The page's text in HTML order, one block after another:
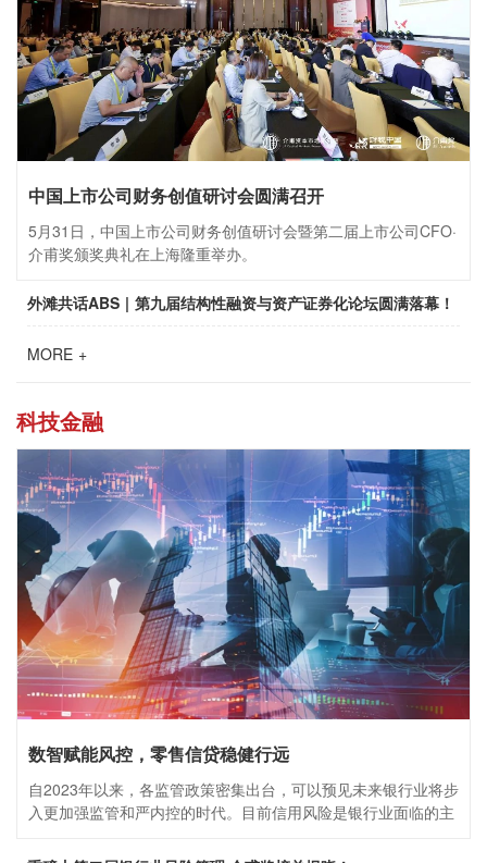
中国上市公司财务创值研讨会圆满召开
5月31日，中国上市公司财务创值研讨会暨第二届上市公司CFO·
介甫奖颁奖典礼在上海隆重举办。
外滩共话ABS | 第九届结构性融资与资产证券化论坛圆满落幕！
MORE +
科技金融
数智赋能风控，零售信贷稳健行远
自2023年以来，各监管政策密集出台，可以预见未来银行业将步
入更加强监管和严内控的时代。目前信用风险是银行业面临的主
以及网络安全风险等问题，而安全且合规的金融环境需要以内部